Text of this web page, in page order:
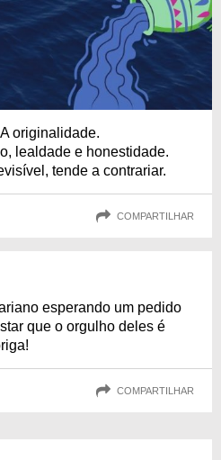
originalidade.
lealdade e honestidade.
tende a contrariar.
COMPARTILHAR
esperando um pedido
que o orgulho deles é
COMPARTILHAR